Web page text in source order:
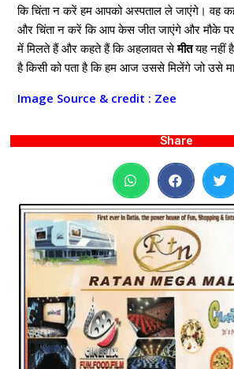
कि चिंता न करें हम आपको अस्पताल ले जाएंगे। वह
और चिंता न करें कि आप केस जीत जाएंगे और मौके
में मिलते हैं और कहते हैं कि अहलावत सेमीतयह नहीं
है किसी को पता है कि हम आज उससे मिलेंगे जो उसे
Image Source & credit : Zee
Share